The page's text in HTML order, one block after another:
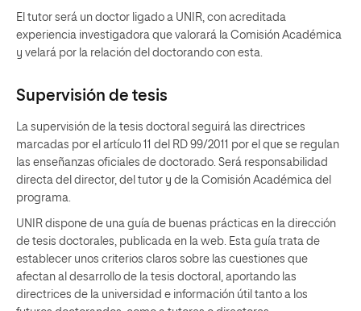
El tutor será un doctor ligado a UNIR, con acreditada
experiencia investigadora que valorará la Comisión Académica
y velará por la relación del doctorando con esta.
Supervisión de tesis
La supervisión de la tesis doctoral seguirá las directrices
marcadas por el artículo 11 del RD 99/2011 por el que se regulan
las enseñanzas oficiales de doctorado. Será responsabilidad
directa del director, del tutor y de la Comisión Académica del
programa.
UNIR dispone de una guía de buenas prácticas en la dirección
de tesis doctorales, publicada en la web. Esta guía trata de
establecer unos criterios claros sobre las cuestiones que
afectan al desarrollo de la tesis doctoral, aportando las
directrices de la universidad e información útil tanto a los